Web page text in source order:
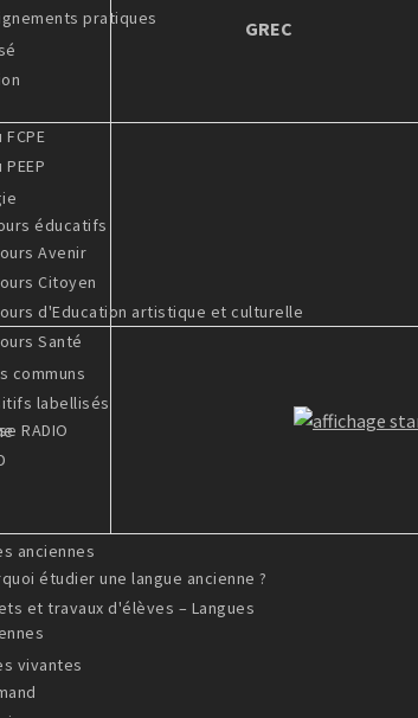
GREC
pratiques
éducatifs
Avenir
Citoyen
d'Education artistique et culturelle
Santé
communs
labellisés
RADIO
anciennes
étudier une langue ancienne ?
et travaux d'élèves – Langues
vivantes